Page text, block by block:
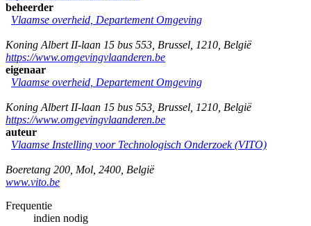
beheerder
Vlaamse overheid, Departement Omgeving
Koning Albert II-laan 15 bus 553 Brussel 1210 België
https://www.omgevingvlaanderen.be
eigenaar
Vlaamse overheid, Departement Omgeving
Koning Albert II-laan 15 bus 553 Brussel 1210 België
https://www.omgevingvlaanderen.be
auteur
Vlaamse Instelling voor Technologisch Onderzoek (VITO)
Boeretang 200 Mol 2400 België
www.vito.be
Frequentie
indien nodig